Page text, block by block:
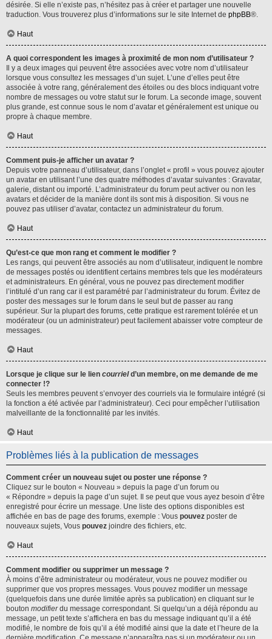
désirée. Si elle n’existe pas, n’hésitez pas à créer et partager une nouvelle
traduction. Vous trouverez plus d’informations sur le site Internet de phpBB®.
Haut
A quoi correspondent les images à proximité de mon nom d’utilisateur ?
Il y a deux images qui peuvent être associées avec votre nom d’utilisateur
lorsque vous consultez les messages d’un sujet. L’une d’elles peut être
associée à votre rang, généralement des étoiles ou des blocs indiquant votre
nombre de messages ou votre statut sur le forum. La seconde image, souvent
plus grande, est connue sous le nom d’avatar et généralement est unique ou
propre à chaque membre.
Haut
Comment puis-je afficher un avatar ?
Depuis votre panneau d’utilisateur, dans l’onglet « profil » vous pouvez ajouter
un avatar en utilisant l’une des quatre méthodes d’avatar suivantes : Gravatar,
galerie, distant ou importé. L’administrateur du forum peut activer ou non les
avatars et décider de la manière dont ils sont mis à disposition. Si vous ne
pouvez pas utiliser d’avatar, contactez un administrateur du forum.
Haut
Qu’est-ce que mon rang et comment le modifier ?
Les rangs, qui peuvent être associés au nom d’utilisateur, indiquent le nombre
de messages postés ou identifient certains membres tels que les modérateurs
et administrateurs. En général, vous ne pouvez pas directement modifier
l’intitulé d’un rang car il est paramétré par l’administrateur du forum. Évitez de
poster des messages sur le forum dans le seul but de passer au rang
supérieur. Sur la plupart des forums, cette pratique est rarement tolérée et un
modérateur (ou un administrateur) peut facilement abaisser votre compteur de
messages.
Haut
Lorsque je clique sur le lien courrield’un membre, on me demande de me
connecter !?
Seuls les membres peuvent s’envoyer des courriels via le formulaire intégré (si
la fonction a été activée par l’administrateur). Ceci pour empêcher l’utilisation
malveillante de la fonctionnalité par les invités.
Haut
Problèmes liés à la publication de messages
Comment créer un nouveau sujet ou poster une réponse ?
Cliquez sur le bouton « Nouveau » depuis la page d’un forum ou
« Répondre » depuis la page d’un sujet. Il se peut que vous ayez besoin d’être
enregistré pour écrire un message. Une liste des options disponibles est
affichée en bas de page des forums, exemple : Vous pouvez poster de
nouveaux sujets, Vous pouvez joindre des fichiers, etc.
Haut
Comment modifier ou supprimer un message ?
À moins d’être administrateur ou modérateur, vous ne pouvez modifier ou
supprimer que vos propres messages. Vous pouvez modifier un message
(quelquefois dans une durée limitée après sa publication) en cliquant sur le
bouton modifierdu message correspondant. Si quelqu’un a déjà répondu au
message, un petit texte s’affichera en bas du message indiquant qu’il a été
modifié, le nombre de fois qu’il a été modifié ainsi que la date et l’heure de la